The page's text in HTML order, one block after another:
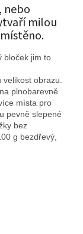
nebo
milou
bloček jim to
obrazu.
plnobarevně
místa pro
pevně slepené
bez
g bezdřevý,